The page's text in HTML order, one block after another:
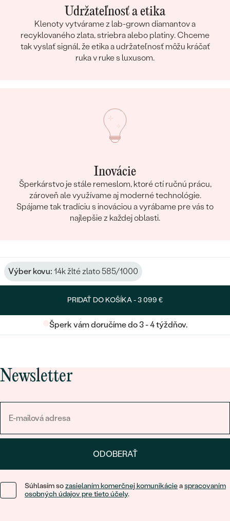
Udržateľnosť a etika
Klenoty vytvárame z lab-grown diamantov a
recyklovaného zlata, striebra alebo platiny. Chceme
tak vyslať signál, že etika a udržateľnosť môžu kráčať
ruka v ruke s luxusom.
Inovácie
Šperkárstvo je stále remeslom, ktoré ctí ručnú prácu,
zároveň ale využívame aj moderné technológie.
Spájame tak tradíciu s inováciou a vyrábame pre vás to
najlepšie z každej oblasti.
Výber kovu: 14k žlté zlato 585/1000
PRIDAŤ DO KOŠÍKA -3 099 €
Šperk vám doručíme do 3 - 4 týždňov.
Newsletter
ODOBERAŤ
Súhlasím sozasielaním komerčnej komunikácieaspracovaním
osobných údajov pre tieto účely.